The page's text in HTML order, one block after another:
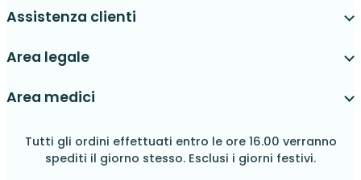
Assistenza clienti
Area legale
Area medici
Tutti gli ordini effettuati entro le ore 16.00 verranno
spediti il giorno stesso. Esclusi i giorni festivi.